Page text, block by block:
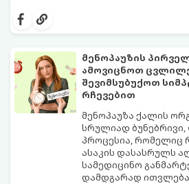
მენოპაუზის
ამოვიცნოთ
შევიმსუბუქოთ
რჩევებით
მენოპაუზა ქალის
სრულიად
პროცესია, რომელიც
ასაკის დასასრულს
სამედიცინო
დამდგარად